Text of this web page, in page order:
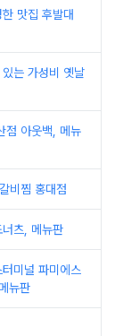
맛집 후발대
는 가성비 옛날
점 아웃백, 메뉴
비찜 홍대점
츠, 메뉴판
미널 파미에스
뉴판